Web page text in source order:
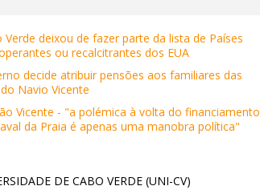
Verde deixou de fazer parte da lista de Países
ou recalcitrantes dos EUA
decide atribuir pensões aos familiares das
Navio Vicente
Vicente - "a polémica à volta do financiamento
da Praia é apenas uma manobra política"
DE CABO VERDE (UNI-CV)